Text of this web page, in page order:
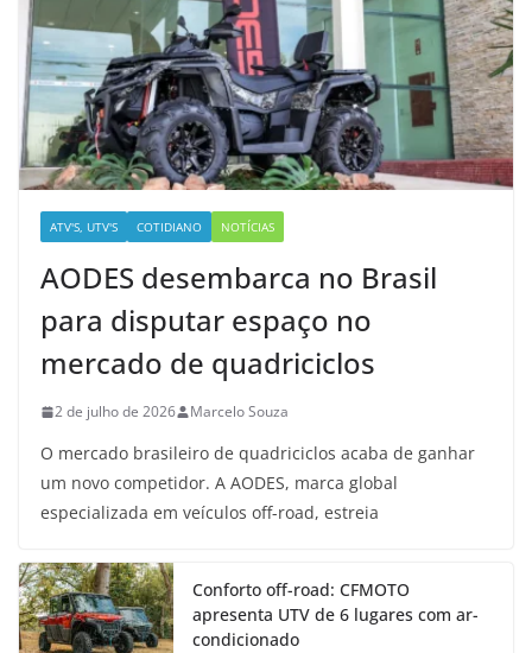
ATV'S, UTV'S COTIDIANO NOTÍCIAS
AODES desembarca no Brasil
para disputar espaço no
mercado de quadriciclos
2 de julho de 2026 Marcelo Souza
O mercado brasileiro de quadriciclos acaba de ganhar
um novo competidor. A AODES, marca global
especializada em veículos off-road, estreia
Conforto off-road: CFMOTO
apresenta UTV de 6 lugares com ar-
condicionado